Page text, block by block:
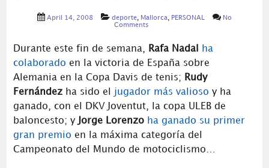
April 14, 2008 deporte, Mallorca, PERSONAL
No
Comments
Durante este fin de semana, Rafa Nadal
ha
colaborado en la victoria de España sobre
Alemania en la Copa Davis de tenis; Rudy
Fernándezha sido el jugador más valioso y ha
ganado, con el DKV Joventut, la copa ULEB de
baloncesto; y
Jorge Lorenzo ha ganado su primer
gran premio en la máxima categoría del
Campeonato del Mundo de motociclismo…